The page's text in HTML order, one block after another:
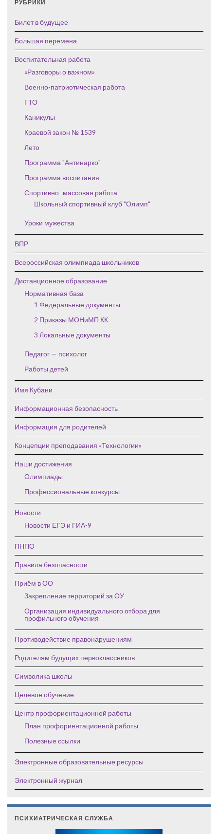
РУБРИКИ
Билет в будущее
Большая перемена
Воспитательная работа
«Разговоры о важном»
Военно-патриотическая работа
ГТО
Каникулы
Краевой закон № 1539
Лето
Программа "Антинарко"
Программа воспитания
Спортивно- массовая работа
Школьный спортивный клуб "Олимп"
Уроки мужества
ВПР
Всероссийская олимпиада школьников
Дистанционное образование
Нормативная база
1 Федеральные документы
2 Приказы МОНиМП КК
3 Локальные документы
Педагог — психолог
Работы детей
Имя Кубани
Информационная безопасность
Информация для родителей
Концепции преподавания «Технологии»
Наши достижения
Олимпиады
Профессиональные конкурсы
Новости
Новости ЕГЭ и ГИА-9
ПНПО
Правила безопасности
Приём в ОО
Закрепление территорий за ОУ
Организация индивидуального отбора для
профильного обучения
Противодействие правонарушениям
Родителям будущих первоклассников
Символика школы
Целевое обучение
Центр профориентационной работы
План профориентационной работы
Полезные ссылки
Электронные образовательные ресурсы
Электронный журнал
ПСИХИАТРИЧЕСКАЯ СЛУЖБА